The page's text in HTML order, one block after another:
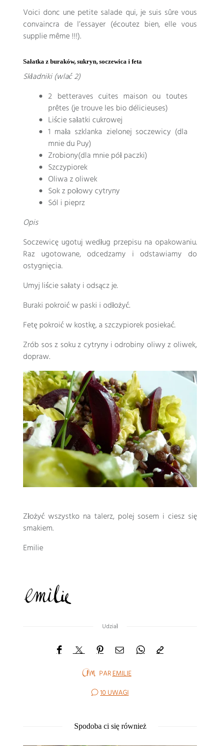
Voici donc une petite salade qui,je suis sûre vous
convaincra de l’essayer (écoutez bien,elle vous
supplie même!!!).
Sałatka z buraków, sukryn, soczewica i feta
Składniki (wlać 2)
2 betteraves cuites maison ou toutes
prêtes (je trouve les bio délicieuses)
Liście sałatki cukrowej
1 mała szklanka zielonej soczewicy (dla
mnie du Puy)
Zrobiony(dla mnie pół paczki)
Szczypiorek
Oliwa z oliwek
Sok z połowy cytryny
Sól i pieprz
Opis
Soczewicę ugotuj według przepisu na opakowaniu.
Raz ugotowane, odcedzamy i odstawiamy do
ostygnięcia.
Umyj liście sałaty i odsącz je.
Buraki pokroić w paski i odłożyć.
Fetę pokroić w kostkę, a szczypiorek posiekać.
Zrób sos z soku z cytryny i odrobiny oliwy z oliwek,
dopraw.
Złożyć wszystko na talerz, polej sosem i ciesz się
smakiem.
Emilie
Udział
PAREMILIE
10 UWAGI
Spodoba ci się również